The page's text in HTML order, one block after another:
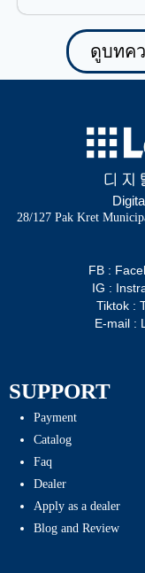
ดูบทคว
28/127 Pak Kret
FB :
IG :
Tiktok :
E-mail :
SUPPORT
Payment
Catalog
Faq
Dealer
Apply as a dealer
Blog and Review